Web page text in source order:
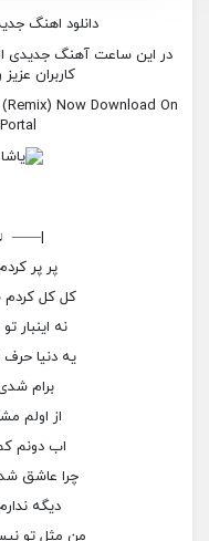
دانلود اهنگ
در این ساعت آهنگ جدیدی
کاربران
Now Download On
پر پر
کل کل کردم
نه اینبار
یه دنیا
برام
از اولم
اب دونم
چرا عاشق
دیگه
من مثل تو